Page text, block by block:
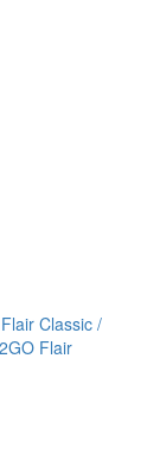
Flair Classic /
Flair